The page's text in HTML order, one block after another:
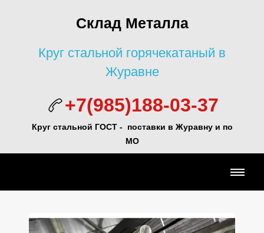
Склад Металла
Круг стальной горячекатаный в
Журавне
+7(985)188-03-37
Круг стальной ГОСТ - поставки в Журавну и по
МО